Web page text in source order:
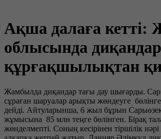
Ақша далаға
облысында диқандар
құрғақшылықтан
Жамбылда диқандар тағы дау шығарды.
сұраған шаруалар арықты жөндеуге
дейді. Айтуларынша, 6 жыл бұрын
жұмысына 85 млн теңге бөлінген. Бірақ
жөнделмепті. Соның кесірінен тіршілік нәрі